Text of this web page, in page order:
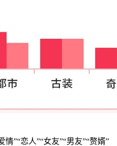
情”“恋人”“女友”“男友”“赘婿”